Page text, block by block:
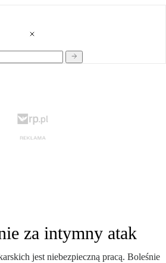
za intymny atak
jest niebezpieczną pracą. Boleśnie